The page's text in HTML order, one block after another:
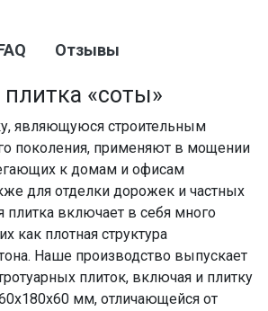
Отзывы
плитка «соты»
являющуюся строительным
поколения, применяют в мощении
к домам и офисам
для отделки дорожек и частных
плитка включает в себя много
как плотная структура
Наше производство выпускает
плиток, включая и плитку
мм, отличающейся от